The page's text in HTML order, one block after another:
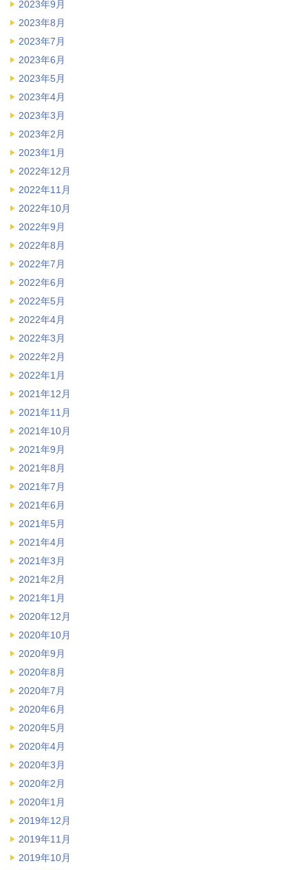
2023年9月
2023年8月
2023年7月
2023年6月
2023年5月
2023年4月
2023年3月
2023年2月
2023年1月
2022年12月
2022年11月
2022年10月
2022年9月
2022年8月
2022年7月
2022年6月
2022年5月
2022年4月
2022年3月
2022年2月
2022年1月
2021年12月
2021年11月
2021年10月
2021年9月
2021年8月
2021年7月
2021年6月
2021年5月
2021年4月
2021年3月
2021年2月
2021年1月
2020年12月
2020年10月
2020年9月
2020年8月
2020年7月
2020年6月
2020年5月
2020年4月
2020年3月
2020年2月
2020年1月
2019年12月
2019年11月
2019年10月